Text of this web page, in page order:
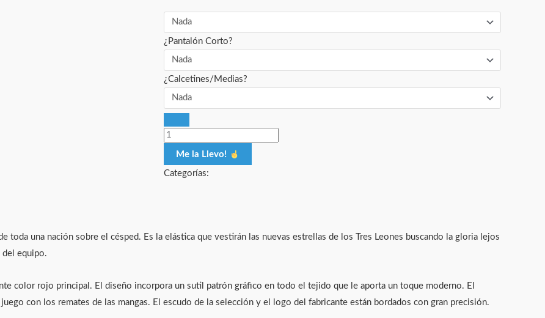
¿Pantalón Corto?
¿Calcetines/Medias?
Me la Llevo!
Categorías:
toda una nación sobre el césped. Es la elástica que vestirán las nuevas estrellas de los Tres Leones buscando la gloria lejos
del equipo.
color rojo principal. El diseño incorpora un sutil patrón gráfico en todo el tejido que le aporta un toque moderno. El
con los remates de las mangas. El escudo de la selección y el logo del fabricante están bordados con gran precisión.